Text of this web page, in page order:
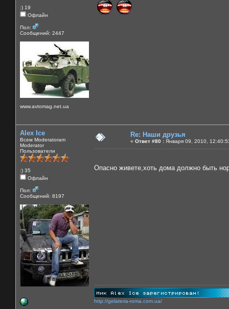
:) 19
Офлайн
Пол:
Сообщений: 2447
www.avtomag.net.ua
Alex Ice
Всем Moderatoram
Moderator
Пользователи
:) 35
Офлайн
Пол:
Сообщений: 8197
Re: Наши друзья
« Ответ #80 : Января 09, 2010,
Опасно живете,хоть дома должно быть
http://gelateria-roma.com.ua/